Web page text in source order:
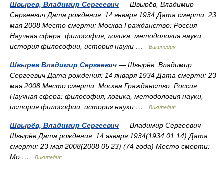
Швырев, Владимир Сергеевич — Швырёв, Владимир
Сергеевич Дата рождения: 14 января 1934 Дата смерти: 23
мая 2008 Место смерти: Москва Гражданство: Россия
Научная сфера: философия, логика, методология науки,
история философии, история науки …
Википедия
Швырев Владимир Сергеевич — Швырёв, Владимир
Сергеевич Дата рождения: 14 января 1934 Дата смерти: 23
мая 2008 Место смерти: Москва Гражданство: Россия
Научная сфера: философия, логика, методология науки,
история философии, история науки …
Википедия
Швырёв, Владимир Сергеевич — Владимир Сергеевич
Швырёв Дата рождения: 14 января 1934(1934 01 14) Дата
смерти: 23 мая 2008(2008 05 23) (74 года) Место смерти:
Мо …
Википедия